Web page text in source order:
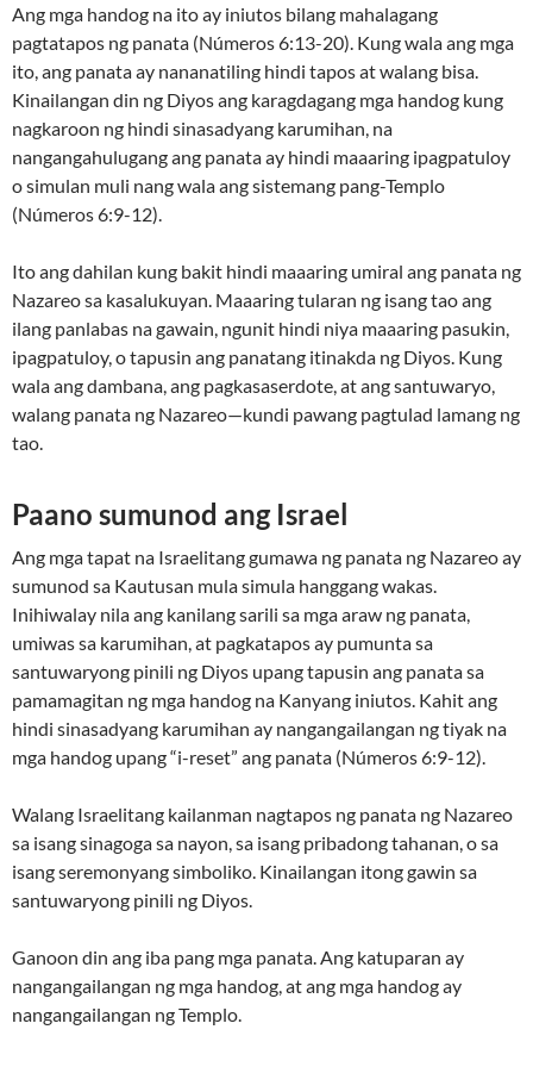
Ang mga handog na ito ay iniutos bilang mahalagang
pagtatapos ng panata (Números 6:13-20). Kung wala ang mga
ito, ang panata ay nananatiling hindi tapos at walang bisa.
Kinailangan din ng Diyos ang karagdagang mga handog kung
nagkaroon ng hindi sinasadyang karumihan, na
nangangahulugang ang panata ay hindi maaaring ipagpatuloy
o simulan muli nang wala ang sistemang pang-Templo
(Números 6:9-12).
Ito ang dahilan kung bakit hindi maaaring umiral ang panata ng
Nazareo sa kasalukuyan. Maaaring tularan ng isang tao ang
ilang panlabas na gawain, ngunit hindi niya maaaring pasukin,
ipagpatuloy, o tapusin ang panatang itinakda ng Diyos. Kung
wala ang dambana, ang pagkasaserdote, at ang santuwaryo,
walang panata ng Nazareo—kundi pawang pagtulad lamang ng
tao.
Paano sumunod ang Israel
Ang mga tapat na Israelitang gumawa ng panata ng Nazareo ay
sumunod sa Kautusan mula simula hanggang wakas.
Inihiwalay nila ang kanilang sarili sa mga araw ng panata,
umiwas sa karumihan, at pagkatapos ay pumunta sa
santuwaryong pinili ng Diyos upang tapusin ang panata sa
pamamagitan ng mga handog na Kanyang iniutos. Kahit ang
hindi sinasadyang karumihan ay nangangailangan ng tiyak na
mga handog upang “i-reset” ang panata (Números 6:9-12).
Walang Israelitang kailanman nagtapos ng panata ng Nazareo
sa isang sinagoga sa nayon, sa isang pribadong tahanan, o sa
isang seremonyang simboliko. Kinailangan itong gawin sa
santuwaryong pinili ng Diyos.
Ganoon din ang iba pang mga panata. Ang katuparan ay
nangangailangan ng mga handog, at ang mga handog ay
nangangailangan ng Templo.